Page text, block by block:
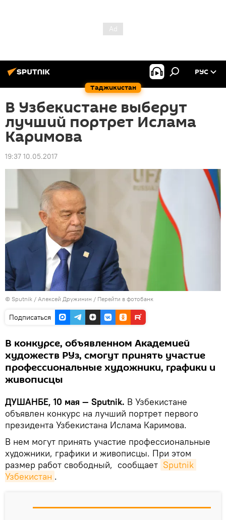
Таджикистан
РУС
В Узбекистане выберут
лучший портрет Ислама
Каримова
19:37 10.05.2017
© Sputnik / Алексей Дружинин / Перейти в фотобанк
Подписаться
В конкурсе, объявленном Академией
художеств РУз, смогут принять участие
профессиональные художники, графики и
живописцы
ДУШАНБЕ, 10 мая — Sputnik. В Узбекистане
объявлен конкурс на лучший портрет первого
президента Узбекистана Ислама Каримова.
В нем могут принять участие профессиональные
художники, графики и живописцы. При этом
размер работ свободный, сообщает Sputnik
Узбекистан .